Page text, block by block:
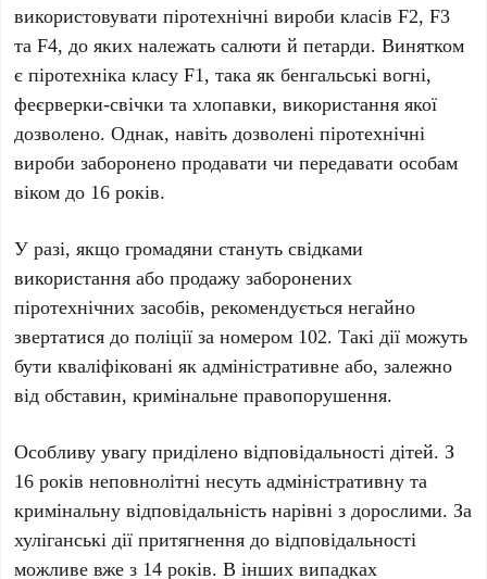
використовувати піротехнічні вироби класівF2, F3
та F4, до яких належать салюти й петарди. Винятком
є піротехніка класуF1, така як бенгальські вогні,
феєрверки-свічки та хлопавки, використання якої
дозволено. Однак, навіть дозволені піротехнічні
вироби заборонено продавати чи передавати особам
віком до 16 років.
У разі, якщо громадяни стануть свідками
використання або продажу заборонених
піротехнічних засобів, рекомендується негайно
звертатися до поліції за номером 102. Такі дії можуть
бути кваліфіковані як адміністративне або, залежно
від обставин, кримінальне правопорушення.
Особливу увагу приділено відповідальності дітей. З
16 років неповнолітні несуть адміністративну та
кримінальну відповідальність нарівні з дорослими. За
хуліганські дії притягнення до відповідальності
можливе вже з 14 років. В інших випадках